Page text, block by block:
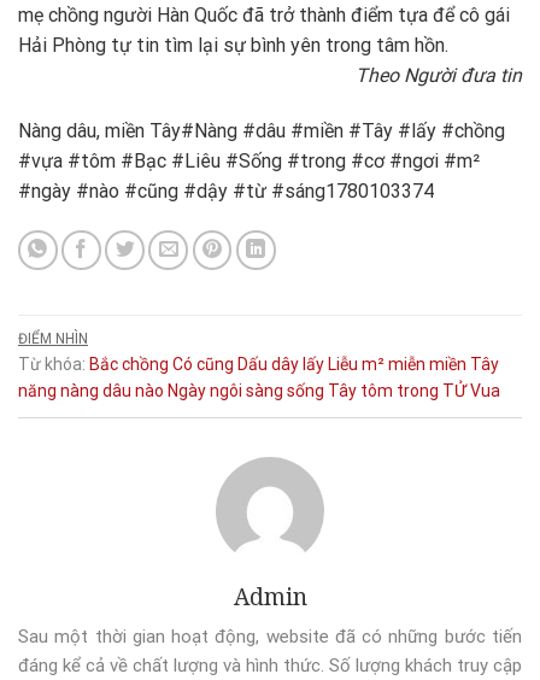
mẹ chồng người Hàn Quốc đã trở thành điểm tựa để cô gái
Hải Phòng tự tin tìm lại sự bình yên trong tâm hồn.
Theo Người đưa tin
Nàng dâu, miền Tây#Nàng #dâu #miền #Tây #lấy #chồng
#vựa #tôm #Bạc #Liêu #Sống #trong #cơ #ngơi #m²
#ngày #nào #cũng #dậy #từ #sáng1780103374
ĐIỂM NHÌN
Từ khóa: Bắcchồng Có cũng Dấu dây lấy Liễu m²miễn miền Tây
năng nàng dâu nào Ngàyngôi sàng sống Tây tôm trong TỬVua
Admin
Sau một thời gian hoạt động, website đã có những bước tiến
đáng kể cả về chất lượng và hình thức. Số lượng khách truy cập